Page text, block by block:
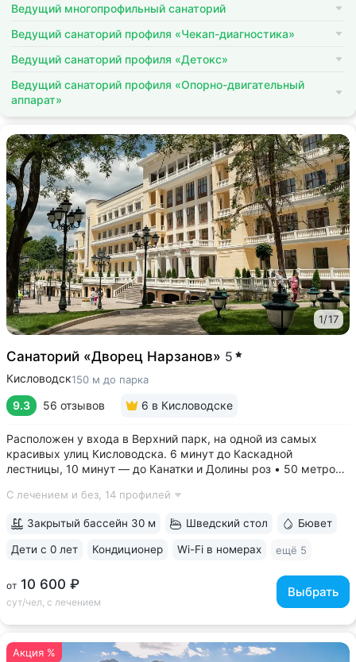
Ведущий многопрофильный санаторий
Ведущий санаторий профиля «Чекап-диагностика»
Ведущий санаторий профиля «Детокс»
Ведущий санаторий профиля «Опорно-двигательный
аппарат»
1/17
Санаторий «Дворец Нарзанов» 5
Кисловодск150 м до парка
9.3 56 отзывов 6 в Кисловодске
Расположен у входа в Верхний парк, на одной из самых
красивых улиц Кисловодска. 6 минут до Каскадной
лестницы, 10 минут — до Канатки и Долины роз • 50 метров
(Кисловодск), «Славяновская» (Железноводск), «Ессентуки
С лечением и без, 14 профилей
от 10 600 ₽
сут/чел, с лечением
Выбрать
Закрытый бассейн 30 м Шведский стол Бювет
Дети с 0 лет Кондиционер Wi-Fi в номерах ещё 5
Акция %